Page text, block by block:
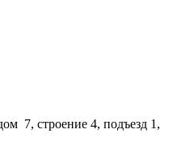
7, строение 4, подъезд 1,